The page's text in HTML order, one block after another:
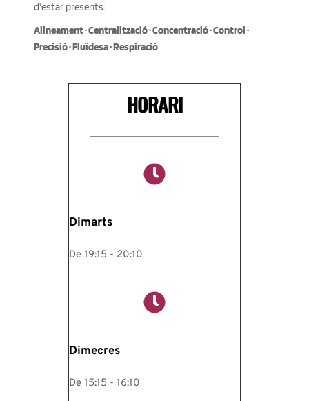
d'estar presents:
Alineament · Centralització · Concentració · Control ·
Precisió · Fluïdesa · Respiració
HORARI
Dimarts
De 19:15 - 20:10
Dimecres
De 15:15 - 16:10